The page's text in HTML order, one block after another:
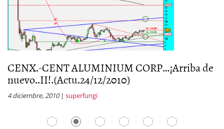
CENX.-CENT ALUMINIUM CORP…¡Arriba de
nuevo..II!.(Actu.24/12/2010)
4 diciembre, 2010| superfungi